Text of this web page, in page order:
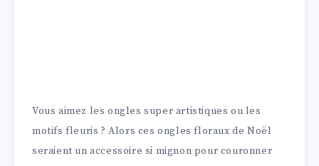
Vous aimez les ongles super artistiques ou les
motifs fleuris ? Alors ces ongles floraux de Noël
seraient un accessoire si mignon pour couronner